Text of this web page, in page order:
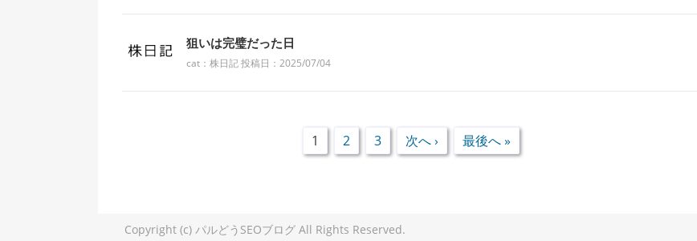
狙いは完璧だった日
cat：株日記 投稿日：2025/07/04
1 2 3 次へ › 最後へ »
Copyright (c) パルどうSEOブログ All Rights Reserved.